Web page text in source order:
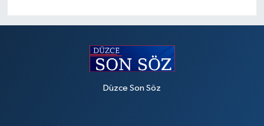
Düzce Son Söz